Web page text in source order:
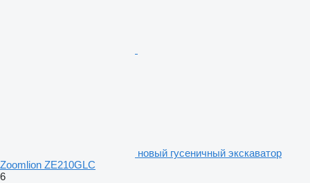
новый гусеничный экскаватор
Zoomlion ZE210GLC
6